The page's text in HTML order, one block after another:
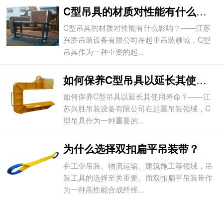
C型吊具的材质对性能有什么影响？
C型吊具的材质对性能有什么影响？——江苏
兴胜吊装设备有限公司在起重吊装领域，C型
吊具作为一种重要的起...
如何保养C型吊具以延长其使用寿命？
如何保养C型吊具以延长其使用寿命？——江
苏兴胜吊装设备有限公司在起重吊装领域，C
型吊具作为一种重要的...
为什么选择双扣扁平吊装带？
在工业吊装、物流运输、建筑施工等领域，吊
装工具的选择至关重要。而双扣扁平吊装带作
为一种高性能合成纤维...